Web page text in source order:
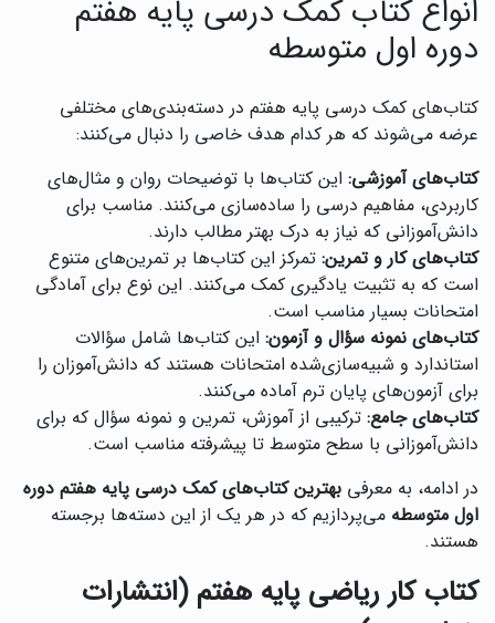
انواع کتاب کمک درسی پایه هفتم
دوره اول متوسطه
کتاب‌های کمک درسی پایه هفتم در دسته‌بندی‌های مختلفی
عرضه می‌شوند که هر کدام هدف خاصی را دنبال می‌کنند:
کتاب‌های آموزشی: این کتاب‌ها با توضیحات روان و مثال‌های
کاربردی، مفاهیم درسی را ساده‌سازی می‌کنند. مناسب برای
دانش‌آموزانی که نیاز به درک بهتر مطالب دارند.
کتاب‌های کار و تمرین: تمرکز این کتاب‌ها بر تمرین‌های متنوع
است که به تثبیت یادگیری کمک می‌کنند. این نوع برای آمادگی
امتحانات بسیار مناسب است.
کتاب‌های نمونه سؤال و آزمون: این کتاب‌ها شامل سؤالات
استاندارد و شبیه‌سازی‌شده امتحانات هستند که دانش‌آموزان را
برای آزمون‌های پایان ترم آماده می‌کنند.
کتاب‌های جامع: ترکیبی از آموزش، تمرین و نمونه سؤال که برای
دانش‌آموزانی با سطح متوسط تا پیشرفته مناسب است.
در ادامه، به معرفی بهترین کتاب‌های کمک درسی پایه هفتم دوره
اول متوسطه می‌پردازیم که در هر یک از این دسته‌ها برجسته
هستند.
کتاب کار ریاضی پایه هفتم (انتشارات